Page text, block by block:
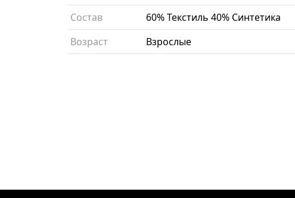
Состав
60% Текстиль 40% Синтетика
Возраст
Взрослые